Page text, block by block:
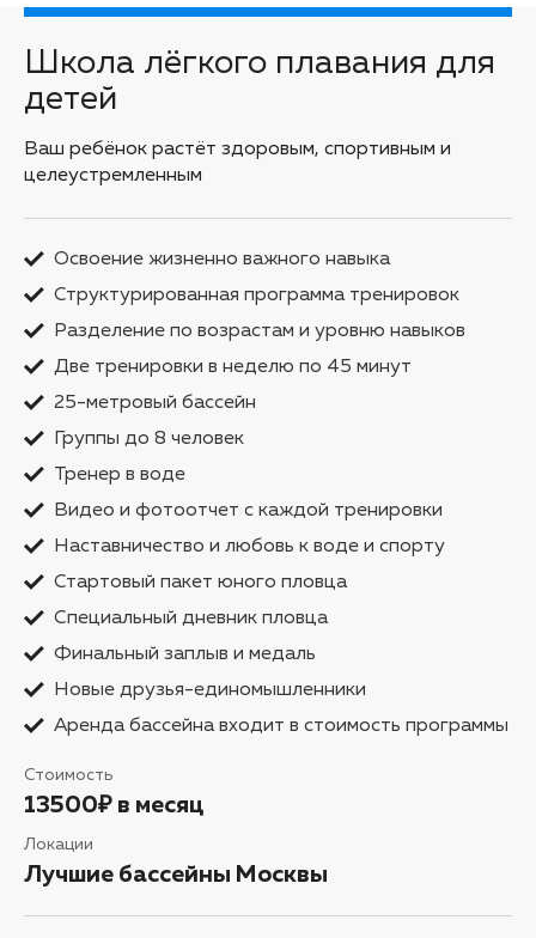
Школа лёгкого плавания для
детей
Ваш ребёнок растёт здоровым, спортивным и
целеустремленным
Освоение жизненно важного навыка
Структурированная программа тренировок
Разделение по возрастам и уровню навыков
Две тренировки в неделю по 45 минут
25-метровый бассейн
Группы до 8 человек
Тренер в воде
Видео и фотоотчет с каждой тренировки
Наставничество и любовь к воде и спорту
Стартовый пакет юного пловца
Специальный дневник пловца
Финальный заплыв и медаль
Новые друзья-единомышленники
Аренда бассейна входит в стоимость программы
Стоимость
13500₽ в месяц
Локации
Лучшие бассейны Москвы